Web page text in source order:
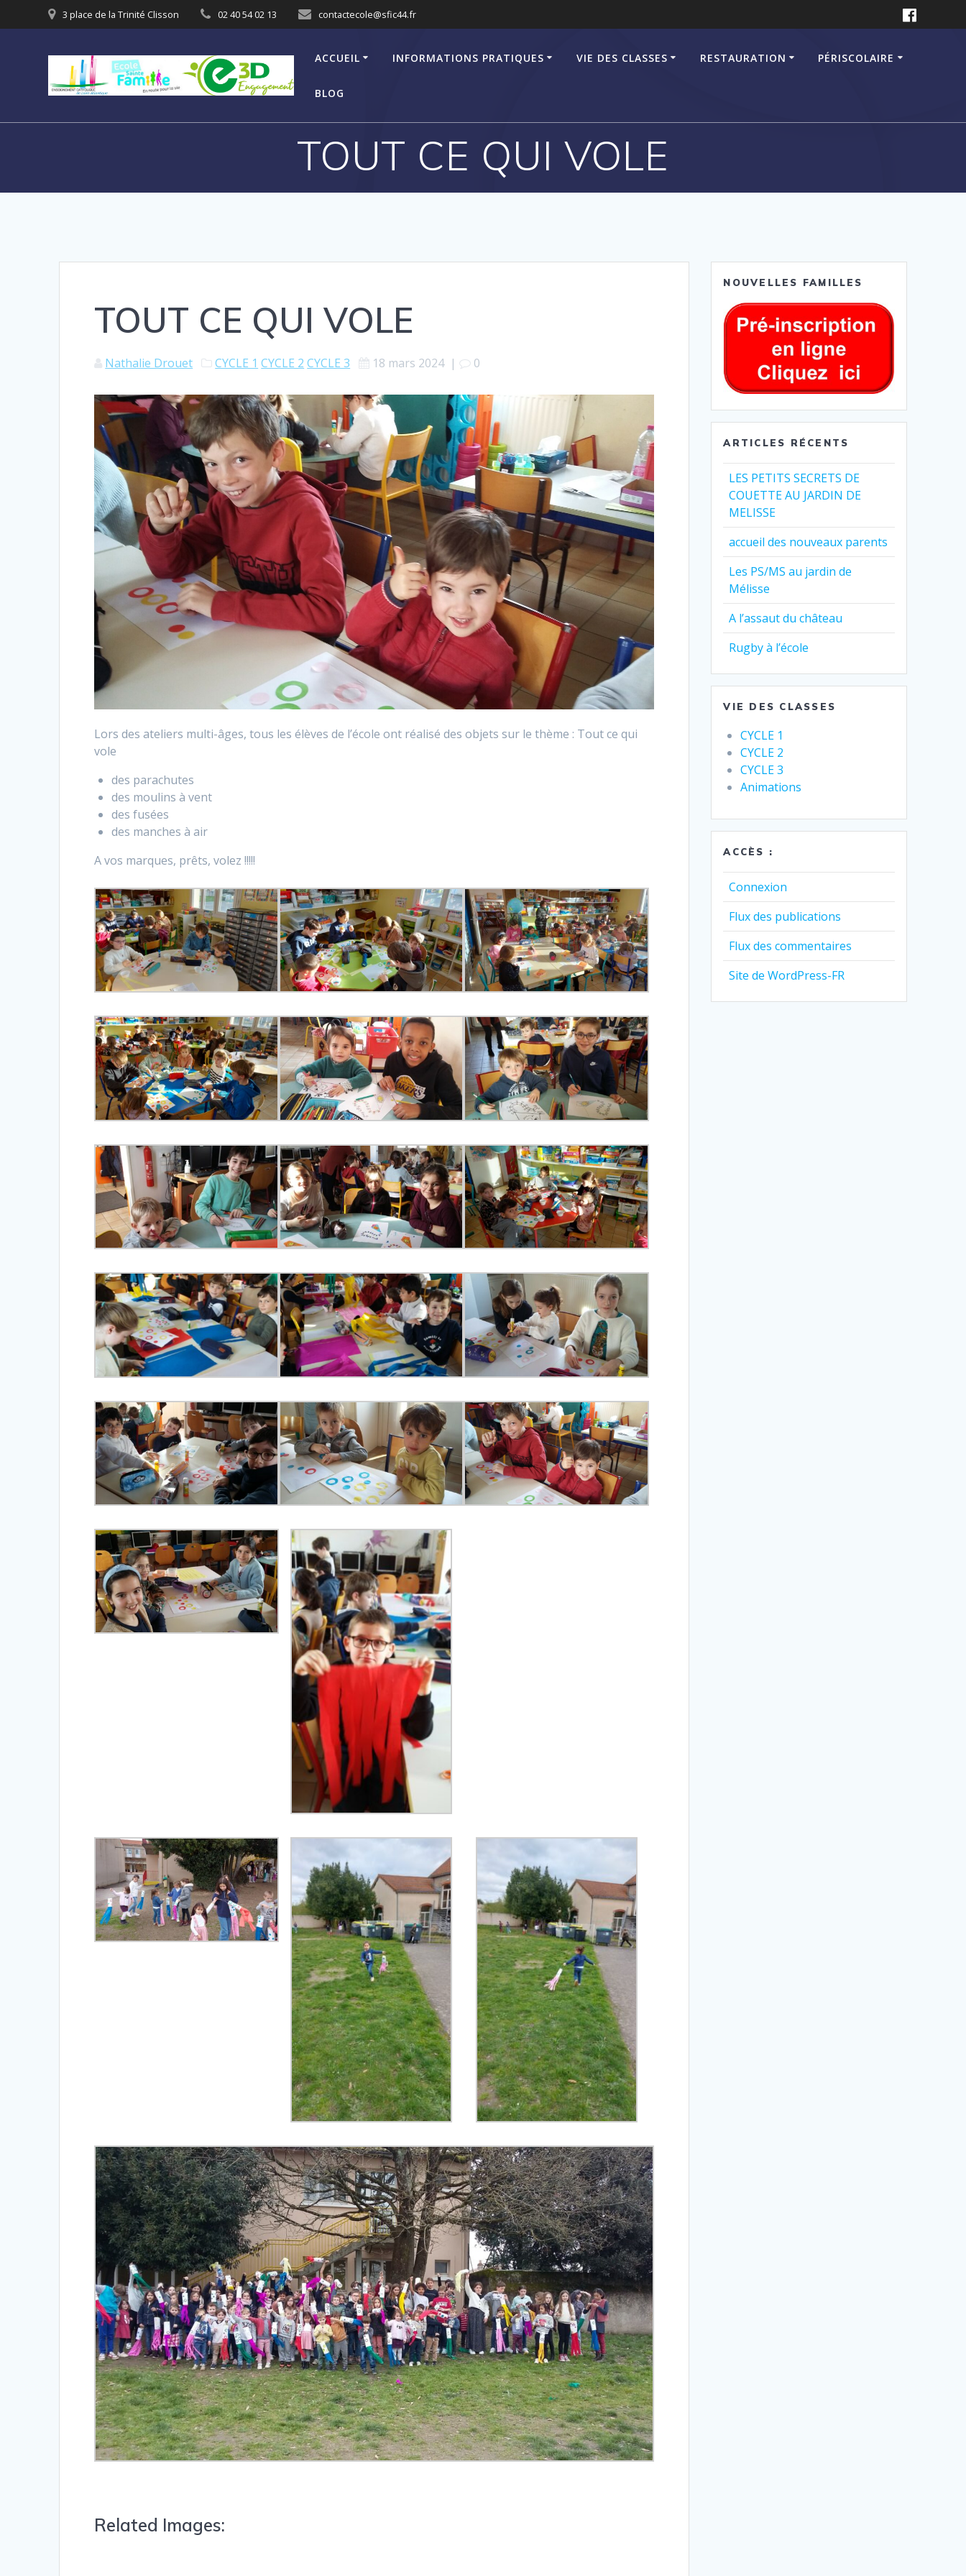
3 place de la Trinité Clisson 02 40 54 02 13 contactecole@sfic44.fr
ACCUEIL INFORMATIONS PRATIQUES VIE DES CLASSES RESTAURATION PÉRISCOLAIRE
BLOG
TOUT CE QUI VOLE
TOUT CE QUI VOLE
Nathalie Drouet CYCLE 1 CYCLE 2 CYCLE 3 18 mars 2024| 0
Lors des ateliers multi-âges, tous les élèves de l’école ont réalisé des objets sur le thème : Tout ce qui
vole
des parachutes
des moulins à vent
des fusées
des manches à air
A vos marques, prêts, volez !!!!!
Related Images:
NOUVELLES FAMILLES
ARTICLES RÉCENTS
LES PETITS SECRETS DE
COUETTE AU JARDIN DE
MELISSE
accueil des nouveaux parents
Les PS/MS au jardin de
Mélisse
A l’assaut du château
Rugby à l’école
VIE DES CLASSES
CYCLE 1
CYCLE 2
CYCLE 3
Animations
ACCÈS :
Connexion
Flux des publications
Flux des commentaires
Site de WordPress-FR